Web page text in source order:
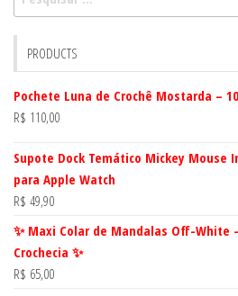
por:
PRODUCTS
Pochete Luna de Crochê Mostarda –
R$ 110,00
Supote Dock Temático Mickey Mouse
para Apple Watch
R$ 49,90
✨ Maxi Colar de Mandalas Off-White
Crochecia ✨
R$ 65,00